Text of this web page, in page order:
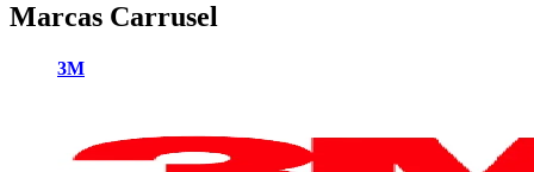
Marcas Carrusel
3M